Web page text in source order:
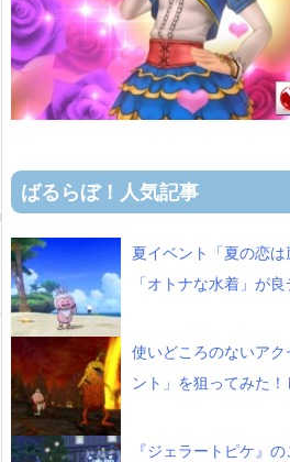
ばるらぼ！人気記事
夏イベント「夏の恋
「オトナな水着」が
使いどころのないア
ント」を狙ってみた！
『ジェラートピケ』